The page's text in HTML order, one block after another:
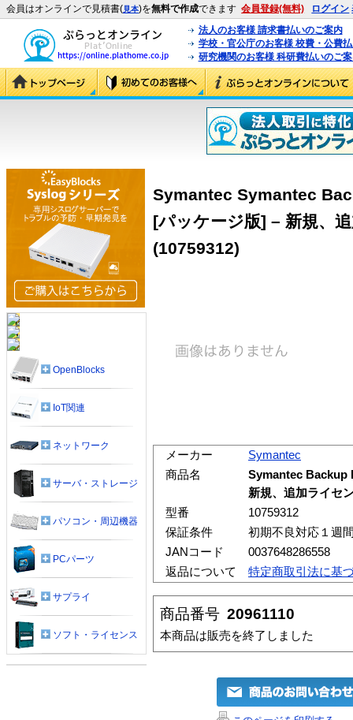
会員はオンラインで見積書(見本)を無料で作成できます 会員登録(無料) ログイン
法人のお客様 請求書払いのご案内
学校・官公庁のお客様 校費・公費
研究機関のお客様 科研費払いのご
Symantec Symantec
[パッケージ版] – 新規、
(10759312)
メーカー
Symantec
商品名
Symantec Backup
新規、追加ライセ
型番
10759312
保証条件
初期不良対応１週
JANコード
0037648286558
返品について
特定商取引法に基
商品番号 20961110
本商品は販売を終了しました
OpenBlocks
IoT関連
ネットワーク
サーバ・ストレージ
パソコン・周辺機器
PCパーツ
サプライ
ソフト・ライセンス